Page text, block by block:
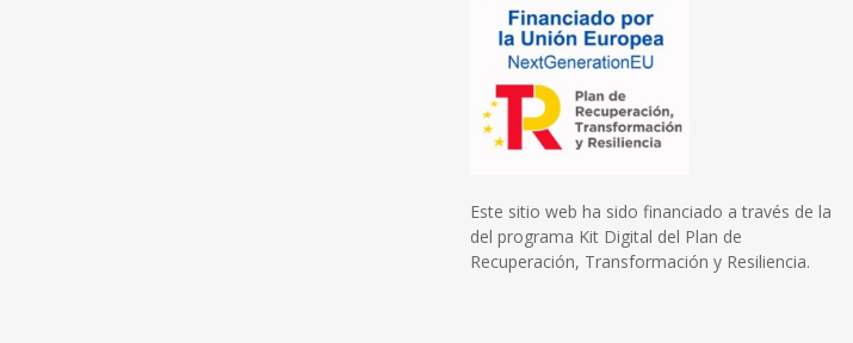
Este sitio web ha sido financiado a través de la
del programa Kit Digital del Plan de
Recuperación, Transformación y Resiliencia.